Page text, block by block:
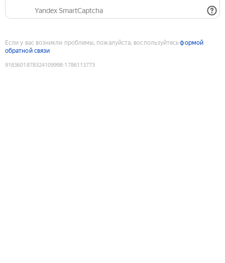
Yandex SmartCaptcha
Если у вас возникли проблемы, пожалуйста, воспользуйтесьформой
обратной связи
9183601878324109998:1786113773